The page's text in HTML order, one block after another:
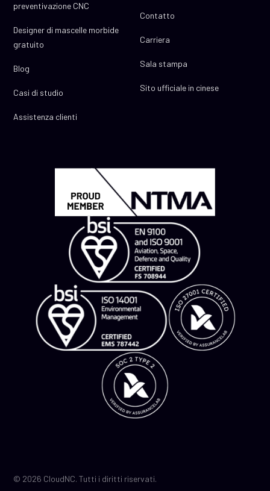
preventivazione CNC
Designer di mascelle morbide
gratuito
Blog
Casi di studio
Assistenza clienti
Contatto
Carriera
Sala stampa
Sito ufficiale in cinese
© 2026 CloudNC. Tutti i diritti riservati.